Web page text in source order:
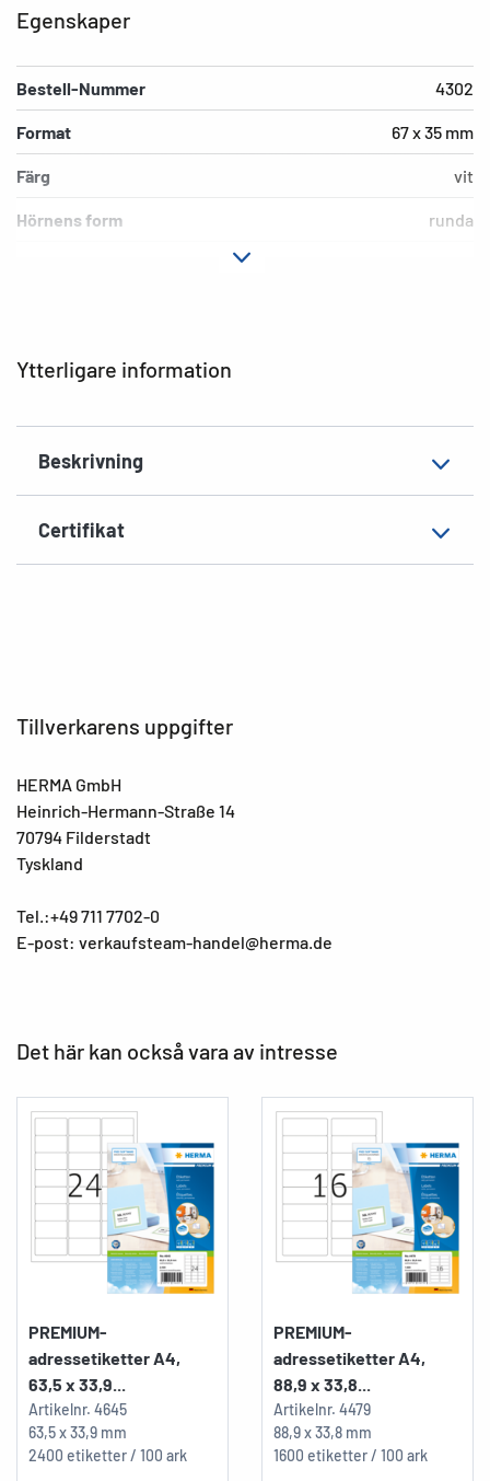
Ytterligare information
Beskrivning
Certifikat
Egenskaper
Bestell-Nummer 4302
Format 67 x 35 mm
Färg vit
Hörnens form runda
EAN 4008705043021
Tillverkarens uppgifter
HERMA GmbH
Heinrich-Hermann-Straße 14
70794 Filderstadt
Tyskland
Tel.:+49 711 7702-0
E-post: verkaufsteam-handel@herma.de
Det här kan också vara av intresse
PREMIUM-
adressetiketter A4,
63,5 x 33,9...
Artikelnr. 4645
63,5 x 33,9 mm
2400 etiketter / 100 ark
PREMIUM-
adressetiketter A4,
88,9 x 33,8...
Artikelnr. 4479
88,9 x 33,8 mm
1600 etiketter / 100 ark